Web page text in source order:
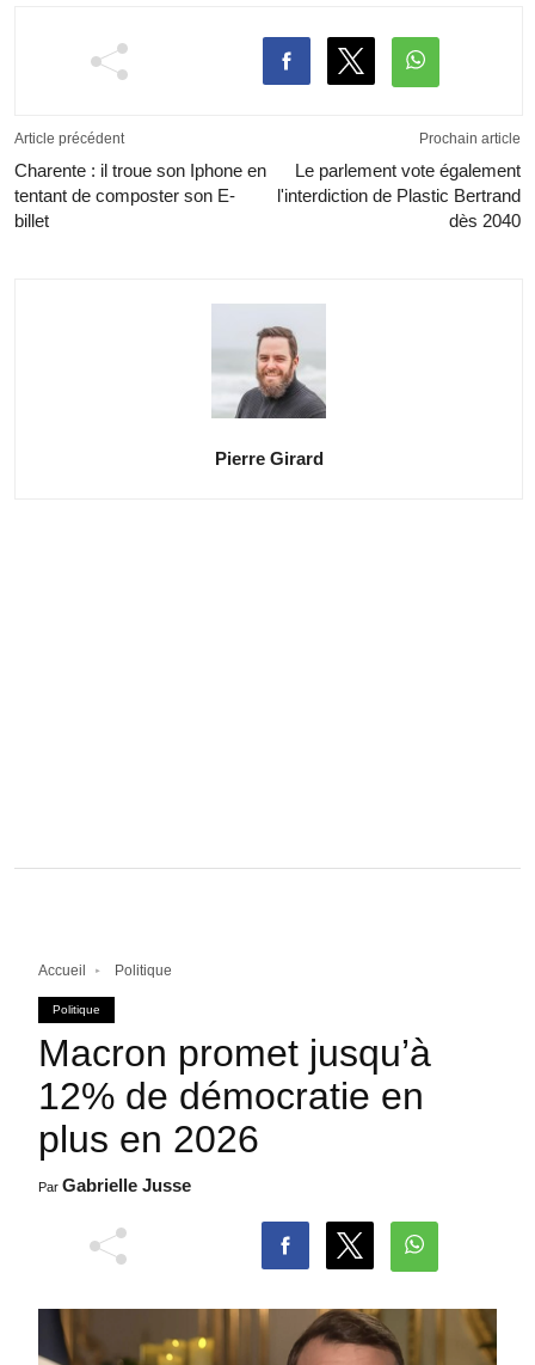
Article précédent
Charente : il troue son Iphone en
tentant de composter son E-
billet
Prochain article
Le parlement vote également
l'interdiction de Plastic Bertrand
dès 2040
Pierre Girard